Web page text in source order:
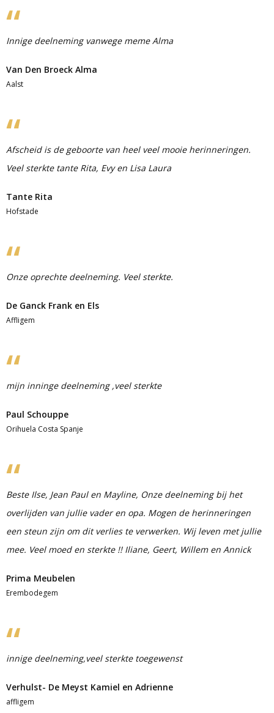
Innige deelneming vanwege meme Alma
Van Den Broeck Alma
Aalst
Afscheid is de geboorte van heel veel mooie herinneringen.
Veel sterkte tante Rita, Evy en Lisa Laura
Tante Rita
Hofstade
Onze oprechte deelneming. Veel sterkte.
De Ganck Frank en Els
Affligem
mijn inninge deelneming ,veel sterkte
Paul Schouppe
Orihuela Costa Spanje
Beste Ilse, Jean Paul en Mayline, Onze deelneming bij het
overlijden van jullie vader en opa. Mogen de herinneringen
een steun zijn om dit verlies te verwerken. Wij leven met jullie
mee. Veel moed en sterkte !! Iliane, Geert, Willem en Annick
Prima Meubelen
Erembodegem
innige deelneming,veel sterkte toegewenst
Verhulst- De Meyst Kamiel en Adrienne
affligem